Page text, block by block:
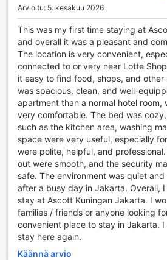
Ascott Kuningan Jakarta tarjoaa
valikoiman käteviä palveluja, jotka
entistä miellyttävämpää. Hotellin 24
takaa, että voit nauttia herkullisista
juuri silloin, kun sinulle parhaiten sopii.
saatavilla pyykinpesupalvelu ja
keskittyä rentoutumiseen ilman
Jokapäiväinen siivouspalvelu pitää
huoneesi pysyy siistinä ja viihtyisänä
Wi-fi-yhteys on saatavilla kaikissa
myös julkisissa tiloissa, mikä
työskentelyn vaivattomasti.
säilytysmahdollisuus antaa sinulle
Jakartaan ilman ylimääräistä
Jakarta on täydellinen valinta niin
lomailijoille, jotka arvostavat
käytännöllisyyttä.
Ascott Kuningan Jakartan
Ascott Kuningan Jakarta tarjoaa
Arvioitu: 5. kesäkuu 2026
This was my first time staying at
and overall it was a pleasant and
The location is very convenient,
connected to or very near Lotte
it easy to find food, shops, and other
was spacious, clean, and well-
apartment than a normal hotel room,
very comfortable. The bed was
such as the kitchen area, washing
space were very useful, especially
were polite, helpful, and
out were smooth, and the security
safe. The environment was quiet
after a busy day in Jakarta. Overall,
stay at Ascott Kuningan Jakarta. I
families / friends or anyone looking
convenient place to stay in Jakarta.
stay here again.
Käännä arvio